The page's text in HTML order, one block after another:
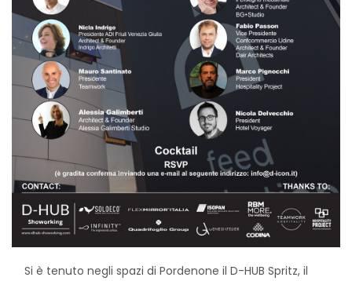
Si è tenuto negli spazi di Pordenone il D-HUB Spritz, il